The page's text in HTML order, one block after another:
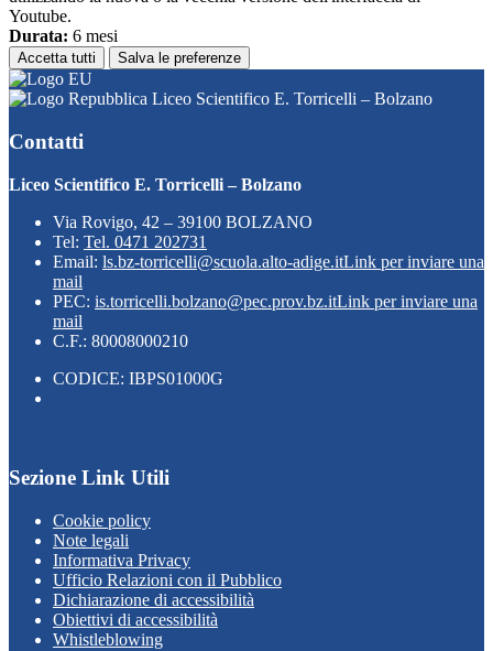
Youtube.
Durata: 6 mesi
Accetta tutti Salva le preferenze
Liceo Scientifico E. Torricelli – Bolzano
Contatti
Liceo Scientifico E. Torricelli – Bolzano
Via Rovigo, 42 – 39100 BOLZANO
Tel: Tel. 0471 202731
Email: ls.bz-torricelli@scuola.alto-adige.itLink per inviare una
mail
PEC: is.torricelli.bolzano@pec.prov.bz.itLink per inviare una
mail
C.F.: 80008000210
CODICE: IBPS01000G
Sezione Link Utili
Cookie policy
Note legali
Informativa Privacy
Ufficio Relazioni con il Pubblico
Dichiarazione di accessibilità
Obiettivi di accessibilità
Whistleblowing